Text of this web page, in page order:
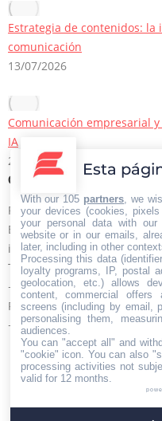
Estrategia de contenidos:
comunicación
13/07/2026
Comunicación empresarial
IA
22/06/2026
Contacto Iberian Press
Principales vías de contacto:
E-mail:
info@iberianpress.es
Teléfono:
+34 911863556
Fax:
+34 911863556
Encuéntranos en:
Facebook
page
X
page
YouTube
page
Rss
page
Home Quiénes somos
Esta
With our 105 partners , we
your devices (cookies,
your personal data with
website or in our emails,
later, including in other
Processing this data
loyalty programs, IP, postal
geolocation, etc.) allows
content, commercial
screens (including by email,
personalising them,
audiences.
You can "accept all" and
"cookie" icon . You can also
processing activities not
valid for 12 months.